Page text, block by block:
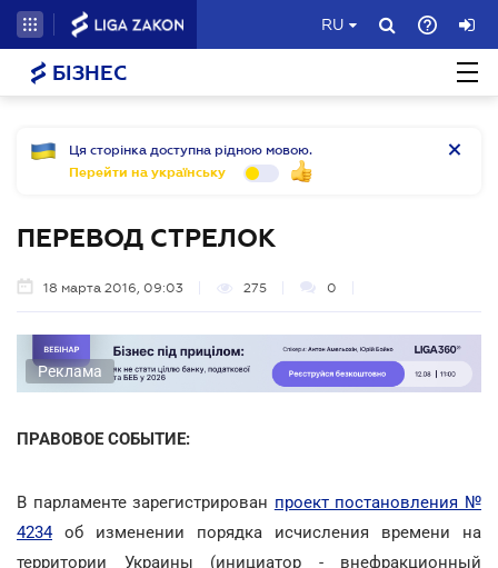
RU
БІЗНЕС
Ця сторінка доступна рідною мовою.
Перейти на українську
ПЕРЕВОД СТРЕЛОК
18 марта 2016, 09:03 275 0
Реклама
ПРАВОВОЕ СОБЫТИЕ:
В парламенте зарегистрирован проект постановления №
4234об изменении порядка исчисления времени на
территории Украины (инициатор - внефракционный